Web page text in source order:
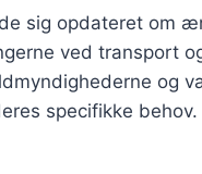
sig opdateret om
ved transport
og
specifikke behov.